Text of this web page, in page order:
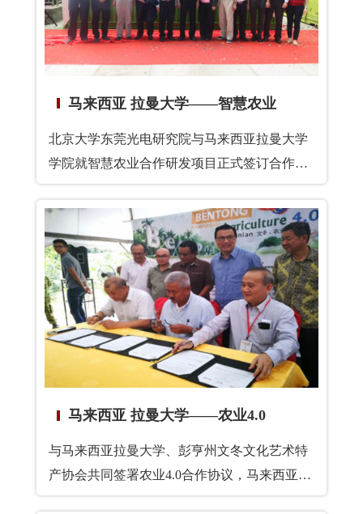
马来西亚 拉曼大学——智慧农业
北京大学东莞光电研究院与马来西亚拉曼大学
学院就智慧农业合作研发项目正式签订合作协
议，重点开发FARM BOX项目，有望解决农业
生产问题和农业温室气体排放问题，实现多元
化跨学科研究领域。
马来西亚 拉曼大学——农业4.0
与马来西亚拉曼大学、彭亨州文冬文化艺术特
产协会共同签署农业4.0合作协议，马来西亚
“马中一带一路”办公主任、马来西亚交通部部